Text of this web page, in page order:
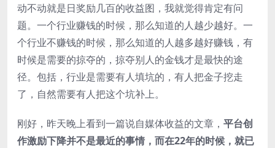
动不动就是日奖励几百的收益图，我就觉得肯定有问
题。一个行业赚钱的时候，那么知道的人越少越好。一
个行业不赚钱的时候，那么知道的人越多越好赚钱，有
时候是需要的掠夺的，掠夺别人的金钱才是最快的途
径。包括，行业是需要有人填坑的，有人把金子挖走
了，自然需要有人把这个坑补上。
刚好，昨天晚上看到一篇说自媒体收益的文章， 平台创
作激励下降并不是最近的事情，而在22年的时候，就已